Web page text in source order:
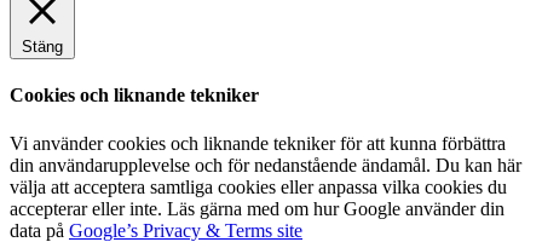
Stäng
Cookies och liknande tekniker
Vi använder cookies och liknande tekniker för att kunna förbättra
din användarupplevelse och för nedanstående ändamål. Du kan här
välja att acceptera samtliga cookies eller anpassa vilka cookies du
accepterar eller inte. Läs gärna med om hur Google använder din
data på Google’s Privacy & Terms site